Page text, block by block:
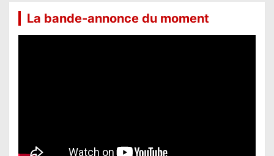
La bande-annonce du moment